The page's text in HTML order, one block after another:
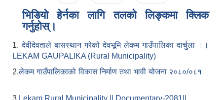
भिडियो हेर्नका लागि तलको लिङ्कमा क्लिक
गर्नुहोस्।
1.देवीदेवताले बासस्थान गरेको देवभूमि लेकम गाउँपालिका दार्चुला ।।
LEKAM GAUPALIKA (Rural Municipality)
2.लेकम गाउँपालिकाको विकास निर्माण तथा भावी योजना २०८०/०८१